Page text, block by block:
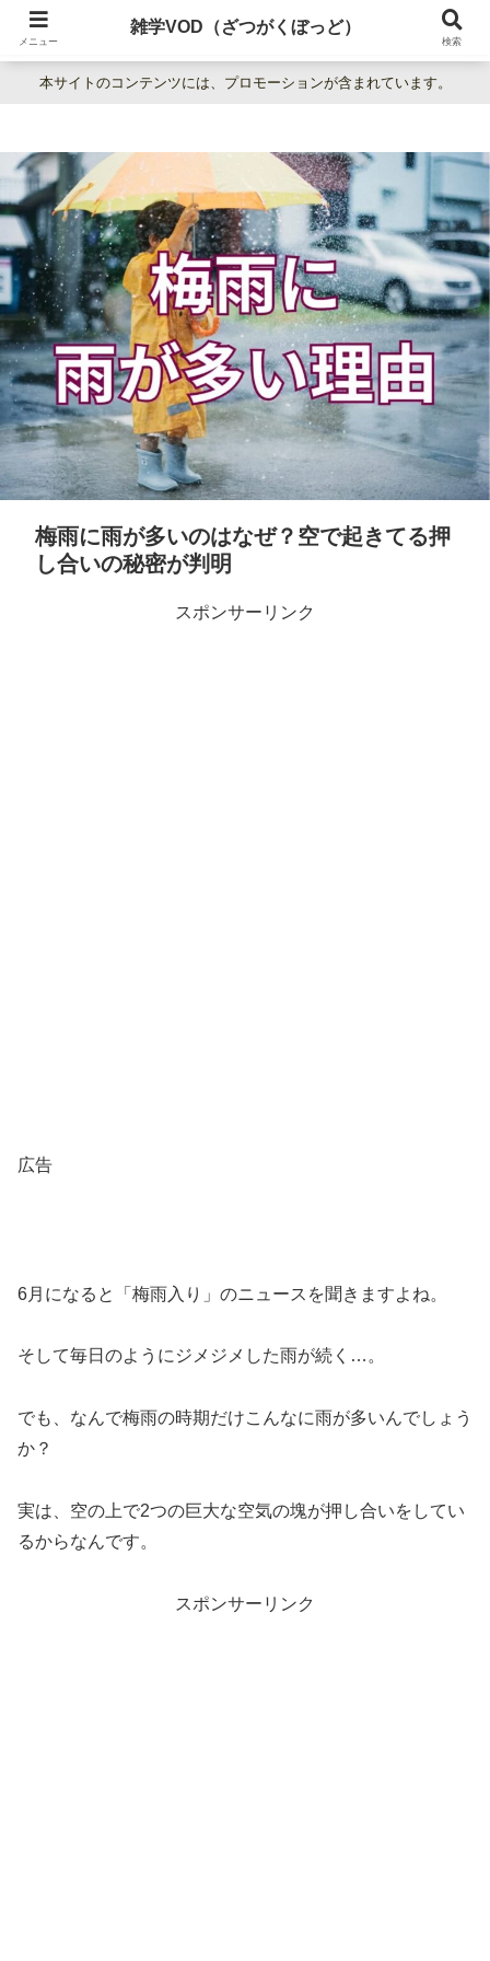
暮らしの疑問をわかりやすく解説。日常の「なぜ？」を楽しく学べる雑学百科
本サイトのコンテンツには、プロモーションが含まれています。
梅雨に雨が多いのはなぜ？空で起きてる押
し合いの秘密が判明
スポンサーリンク
広告
6月になると「梅雨入り」のニュースを聞きますよね。
そして毎日のようにジメジメした雨が続く…。
でも、なんで梅雨の時期だけこんなに雨が多いんでしょう
か？
実は、空の上で2つの巨大な空気の塊が押し合いをしてい
るからなんです。
スポンサーリンク
メニュー
雑学VOD（ざつがくぼっど）
検索